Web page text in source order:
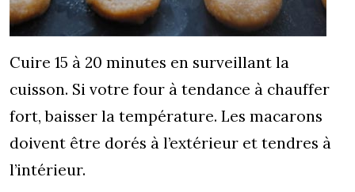
Cuire 15 à 20 minutes en surveillant la
cuisson. Si votre four à tendance à chauffer
fort, baisser la température. Les macarons
doivent être dorés à l’extérieur et tendres à
l’intérieur.